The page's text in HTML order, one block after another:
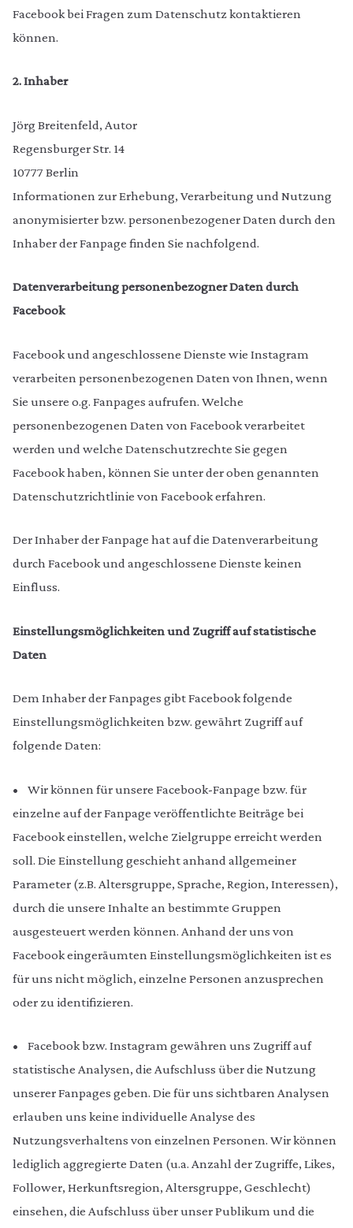
Facebook bei Fragen zum Datenschutz kontaktieren
können.
2. Inhaber
Jörg Breitenfeld, Autor
Regensburger Str. 14
10777 Berlin
Informationen zur Erhebung, Verarbeitung und Nutzung
anonymisierter bzw. personenbezogener Daten durch den
Inhaber der Fanpage finden Sie nachfolgend.
Datenverarbeitung personenbezogner Daten durch
Facebook
Facebook und angeschlossene Dienste wie Instagram
verarbeiten personenbezogenen Daten von Ihnen, wenn
Sie unsere o.g. Fanpages aufrufen. Welche
personenbezogenen Daten von Facebook verarbeitet
werden und welche Datenschutzrechte Sie gegen
Facebook haben, können Sie unter der oben genannten
Datenschutzrichtlinie von Facebook erfahren.
Der Inhaber der Fanpage hat auf die Datenverarbeitung
durch Facebook und angeschlossene Dienste keinen
Einfluss.
Einstellungsmöglichkeiten und Zugriff auf statistische
Daten
Dem Inhaber der Fanpages gibt Facebook folgende
Einstellungsmöglichkeiten bzw. gewährt Zugriff auf
folgende Daten:
• Wir können für unsere Facebook-Fanpage bzw. für
einzelne auf der Fanpage veröffentlichte Beiträge bei
Facebook einstellen, welche Zielgruppe erreicht werden
soll. Die Einstellung geschieht anhand allgemeiner
Parameter (z.B. Altersgruppe, Sprache, Region, Interessen),
durch die unsere Inhalte an bestimmte Gruppen
ausgesteuert werden können. Anhand der uns von
Facebook eingeräumten Einstellungsmöglichkeiten ist es
für uns nicht möglich, einzelne Personen anzusprechen
oder zu identifizieren.
• Facebook bzw. Instagram gewähren uns Zugriff auf
statistische Analysen, die Aufschluss über die Nutzung
unserer Fanpages geben. Die für uns sichtbaren Analysen
erlauben uns keine individuelle Analyse des
Nutzungsverhaltens von einzelnen Personen. Wir können
lediglich aggregierte Daten (u.a. Anzahl der Zugriffe, Likes,
Follower, Herkunftsregion, Altersgruppe, Geschlecht)
einsehen, die Aufschluss über unser Publikum und die